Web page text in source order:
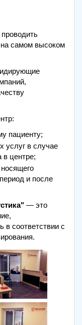
на самом высоком
пациенту;
услуг в случае
в центре;
и после
— это
соответствии с